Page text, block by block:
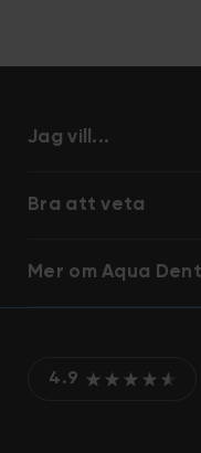
Jag vill...
Bra att veta
Mer om Aqua
4.9